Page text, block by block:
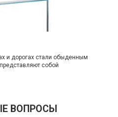
и дорогах стали обыденным
собой
ВОПРОСЫ